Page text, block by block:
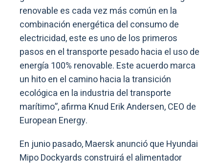
renovable es cada vez más común en la
combinación energética del consumo de
electricidad, este es uno de los primeros
pasos en el transporte pesado hacia el uso de
energía 100% renovable. Este acuerdo marca
un hito en el camino hacia la transición
ecológica en la industria del transporte
marítimo”, afirma Knud Erik Andersen, CEO de
European Energy.
En junio pasado, Maersk anunció que Hyundai
Mipo Dockyards construirá el alimentador